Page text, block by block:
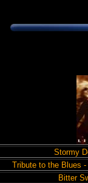
Stormy
Tribute to the Blues
Bitter